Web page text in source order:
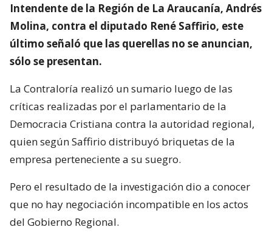
Intendente de la Región de La Araucanía, Andrés
Molina, contra el diputado René Saffirio, este
último señaló que las querellas no se anuncian,
sólo se presentan.
La Contraloría realizó un sumario luego de las
críticas realizadas por el parlamentario de la
Democracia Cristiana contra la autoridad regional,
quien según Saffirio distribuyó briquetas de la
empresa perteneciente a su suegro.
Pero el resultado de la investigación dio a conocer
que no hay negociación incompatible en los actos
del Gobierno Regional.